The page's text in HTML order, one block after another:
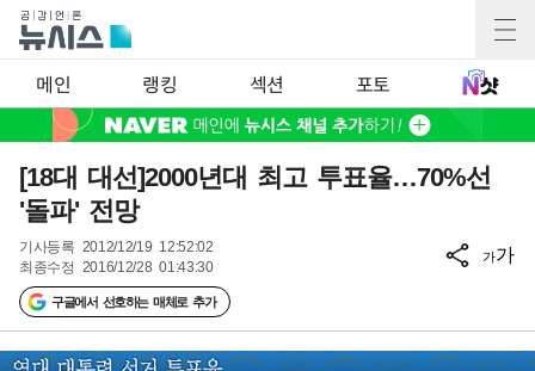
메인 랭킹 섹션 포토
[18대 대선]2000년대 최고 투표율…70%선
'돌파' 전망
기사등록 2012/12/19 12:52:02
최종수정 2016/12/28 01:43:30
구글에서 선호하는 매체로 추가
가가